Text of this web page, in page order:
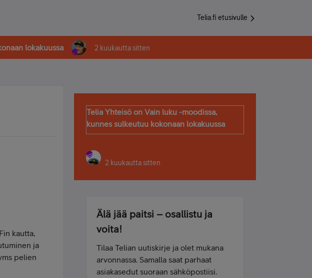
Telia.fi etusivulle
lokakuussa 2 kuukautta sitten
kautta,
ja
pelien
Telia Yhteisö on Vain luku -moodissa,
kunnes sulkeutuu kokonaan lokakuussa
2 kuukautta sitten
Älä jää paitsi – osallistu ja
voita!
Tilaa Telian uutiskirje ja olet mukana
arvonnassa. Samalla saat parhaat
asiakasedut suoraan sähköpostiisi.